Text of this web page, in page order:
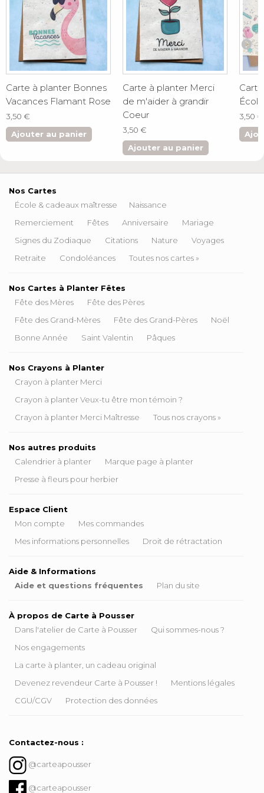
Carte à planter Bonnes
Vacances Flamant Rose
3,50 €
Ajouter au panier
Carte à planter Merci
de m'aider à grandir
Coeur
3,50 €
Ajouter au panier
École
3,50 €
Nos Cartes
École & cadeaux maîtresse
Naissance
Remerciement
Fêtes Anniversaire
Mariage
Signes du Zodiaque
Citations Nature
Voyages
Retraite
Condoléances Toutes nos cartes »
Nos Cartes à Planter Fêtes
Fête des Mères
Fête des Pères
Fête des Grand-Mères
Fête des Grand-Pères
Noël
Bonne Année
Saint Valentin Pâques
Nos Crayons à Planter
Crayon à planter Merci
Crayon à planter Veux-tu être mon témoin ?
Crayon à planter Merci Maîtresse
Tous nos crayons »
Nos autres produits
Calendrier à planter
Marque page à planter
Presse à fleurs pour herbier
Espace Client
Mon compte
Mes commandes
Mes informations personnelles
Droit de rétractation
Aide & Informations
Aide et questions fréquentes
Plan du site
À propos de Carte à Pousser
Dans l'atelier de Carte à Pousser
Qui sommes-nous ?
Nos engagements
La carte à planter, un cadeau original
Devenez revendeur Carte à Pousser !
Mentions légales
CGU/CGV
Protection des données
Contactez-nous :
@carteapousser
@carteapousser